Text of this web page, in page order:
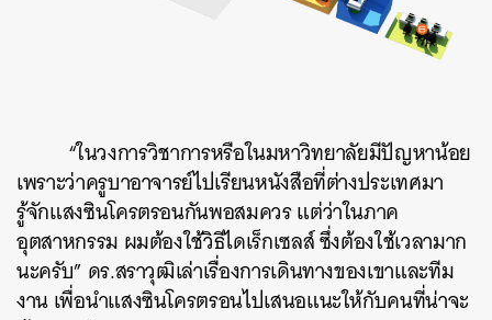
“ในวงการวิชาการหรือในมหาวิทยาลัยมีปัญหาน้อย
เพราะว่าครูบาอาจารย์ไปเรียนหนังสือที่ต่างประเทศมา
รู้จักแสงซินโครตรอนกันพอสมควร แต่ว่าในภาค
อุตสาหกรรม ผมต้องใช้วิธีไดเร็กเซลส์ ซึ่งต้องใช้เวลามาก
นะครับ” ดร.สราวุฒิเล่าเรื่องการเดินทางของเขาและทีม
งาน เพื่อนำแสงซินโครตรอนไปเสนอแนะให้กับคนที่น่าจะ